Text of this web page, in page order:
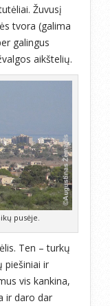
Žuvusį
tvora (galima
galingus
aikštelių.
pusėje.
Ten – turkų
piešiniai ir
vis kankina,
ir daro dar